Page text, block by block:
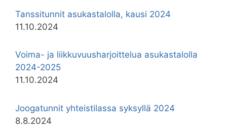
Tanssitunnit asukastalolla, kausi 2024
11.10.2024
Voima- ja liikkuvuusharjoittelua asukastalolla
2024-2025
11.10.2024
Joogatunnit yhteistilassa syksyllä 2024
8.8.2024